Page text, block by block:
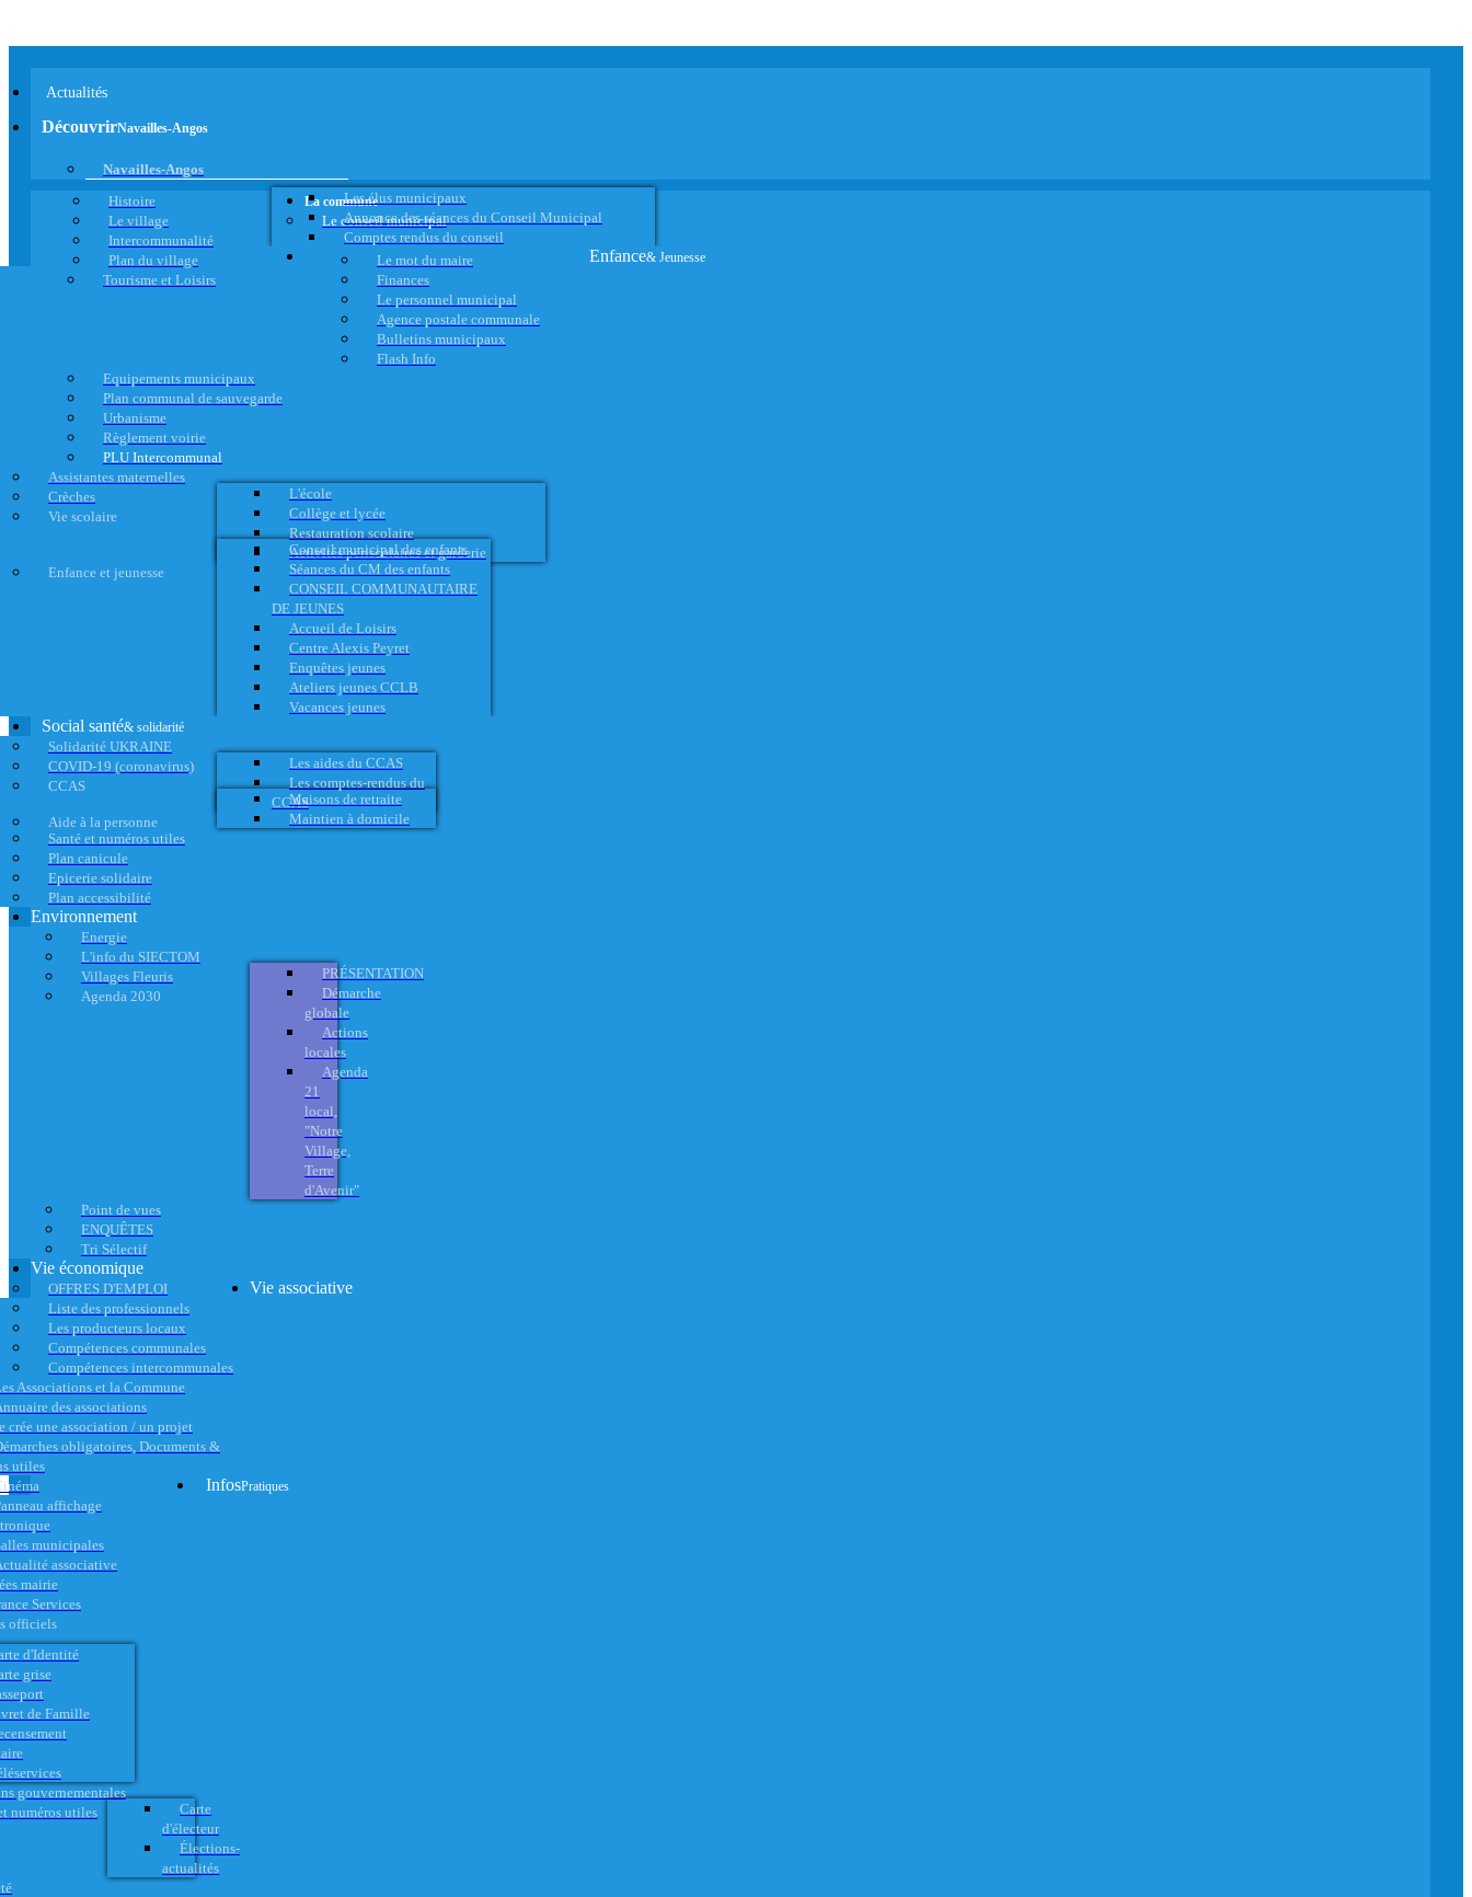
Actualités
DécouvrirNavailles-Angos
Navailles-Angos
Histoire
Le village
Intercommunalité
Plan du village
Tourisme et Loisirs
La commune
Le conseil municipal
Les élus municipaux
Annonce des séances du Conseil Municipal
Comptes rendus du conseil
Le mot du maire
Finances
Le personnel municipal
Agence postale communale
Bulletins municipaux
Flash Info
Equipements municipaux
Plan communal de sauvegarde
Urbanisme
Règlement voirie
PLU Intercommunal
Enfance& Jeunesse
Assistantes maternelles
Crèches
Vie scolaire
L'école
Collège et lycée
Restauration scolaire
Activités périscolaires et garderie
Enfance et jeunesse
Conseil municipal des enfants
Séances du CM des enfants
CONSEIL COMMUNAUTAIRE
DE JEUNES
Accueil de Loisirs
Centre Alexis Peyret
Enquêtes jeunes
Ateliers jeunes CCLB
Vacances jeunes
Social santé& solidarité
Solidarité UKRAINE
COVID-19 (coronavirus)
CCAS
Les aides du CCAS
Les comptes-rendus du
CCAS
Aide à la personne
Maisons de retraite
Maintien à domicile
Santé et numéros utiles
Plan canicule
Epicerie solidaire
Plan accessibilité
Environnement
Energie
L'info du SIECTOM
Villages Fleuris
Agenda 2030
PRÉSENTATION
Démarche
globale
Actions
locales
Agenda
21
local,
"Notre
Village,
Terre
d'Avenir"
Point de vues
ENQUÊTES
Tri Sélectif
Vie économique
OFFRES D'EMPLOI
Liste des professionnels
Les producteurs locaux
Compétences communales
Compétences intercommunales
Vie associative
Associations et la Commune
des associations
crée une association / un projet
obligatoires, Documents &
utiles
affichage
municipales
associative
InfosPratiques
mairie
Services
officiels
d'Identité
grise
de Famille
gouvernementales
numéros utiles
Carte
d'électeur
Élections-
actualités